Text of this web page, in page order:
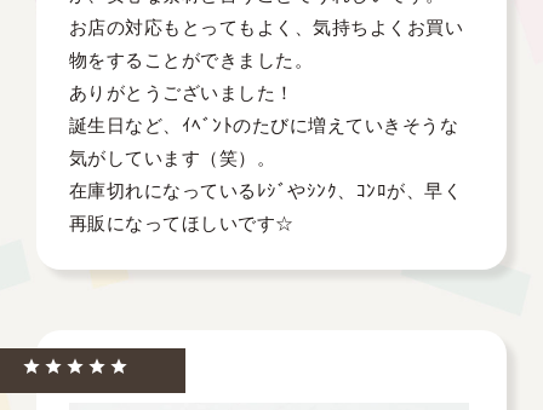
お店の対応もとってもよく、気持ちよくお買い
物をすることができました。
ありがとうございました！
誕生日など、ｲﾍﾞﾝﾄのたびに増えていきそうな
気がしています（笑）。
在庫切れになっているﾚｼﾞやｼﾝｸ、ｺﾝﾛが、早く
再販になってほしいです☆